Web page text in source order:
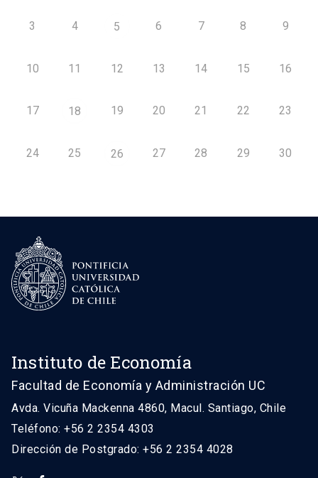
3 4 5 6 7 8 9
10 11 12 13 14 15 16
17 18 19 20 21 22 23
24 25 26 27 28 29 30
Instituto de Economía
Facultad de Economía y Administración UC
Avda. Vicuña Mackenna 4860, Macul. Santiago, Chile
Teléfono: +56 2 2354 4303
Dirección de Postgrado: +56 2 2354 4028